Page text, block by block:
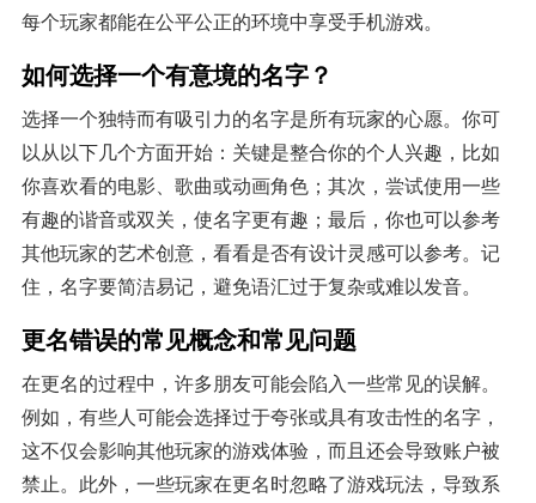
每个玩家都能在公平公正的环境中享受手机游戏。
如何选择一个有意境的名字？
选择一个独特而有吸引力的名字是所有玩家的心愿。你可
以从以下几个方面开始：关键是整合你的个人兴趣，比如
你喜欢看的电影、歌曲或动画角色；其次，尝试使用一些
有趣的谐音或双关，使名字更有趣；最后，你也可以参考
其他玩家的艺术创意，看看是否有设计灵感可以参考。记
住，名字要简洁易记，避免语汇过于复杂或难以发音。
更名错误的常见概念和常见问题
在更名的过程中，许多朋友可能会陷入一些常见的误解。
例如，有些人可能会选择过于夸张或具有攻击性的名字，
这不仅会影响其他玩家的游戏体验，而且还会导致账户被
禁止。此外，一些玩家在更名时忽略了游戏玩法，导致系